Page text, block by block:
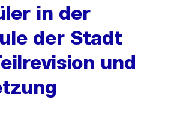
in der
der Stadt
und